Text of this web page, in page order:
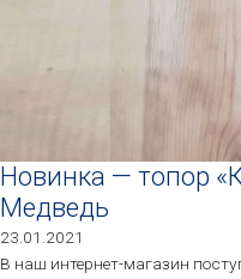
Новинка — топор
Медведь
23.01.2021
В наш интернет-магазин